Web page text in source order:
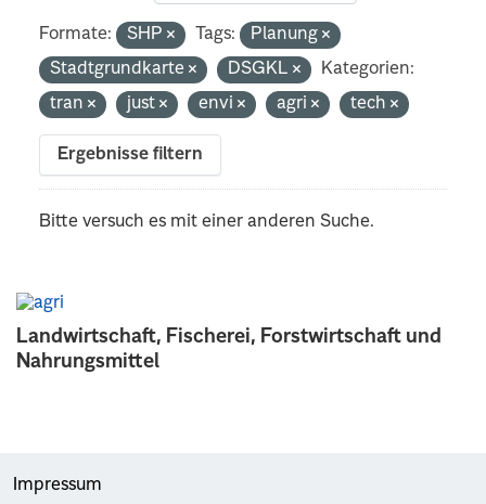
Landwirtschaft, Fischerei, Forstwirtschaft und
Nahrungsmittel
Formate: SHP Tags:
Planung
Stadtgrundkarte
DSGKL
Kategorien:
tran
just envi agri tech
Ergebnisse filtern
Bitte versuch es mit einer anderen Suche.
Impressum